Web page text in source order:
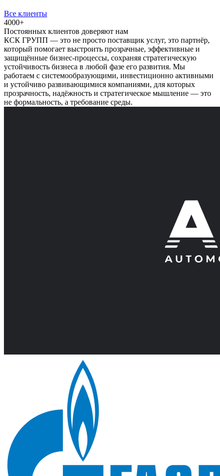
Все клиенты
4000+
Постоянных клиентов доверяют нам
КСК ГРУПП — это не просто поставщик услуг, это партнёр,
который помогает выстроить прозрачные, эффективные и
защищённые бизнес-процессы, сохраняя стратегическую
устойчивость бизнеса в любой фазе его развития. Мы
работаем с системообразующими, инвестиционно активными
и устойчиво развивающимися компаниями, для которых
прозрачность, надёжность и стратегическое мышление — это
не формальность, а требование среды.